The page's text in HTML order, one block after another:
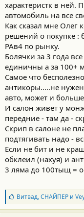
характеристк в ней.
автомобиль на все
Как сказал мне Олег
решений о покупке :
РАв4 по рынку.
Болячки за 3 года
единичны а за 100+
Самое что
антикоры.....не
авто, может и
И салон живет у
передние - там да -
Скрип в салоне не
подтягивать надо -
Если не бит и не
обклеил (нахуя) и
3 ляма до 100тыщ =
Б
л
а
Витвад,СНАЙПЕРи